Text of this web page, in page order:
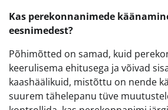
Kas perekonnanimede
eesnimedest?
Põhimõtted on samad, kuid
keerulisema ehitusega ja võivad
kaashäälikuid, mistõttu on nende
suurem tähelepanu tüve